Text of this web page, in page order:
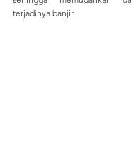
terjadinya banjir.